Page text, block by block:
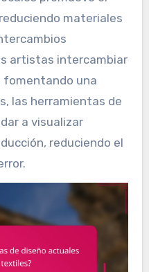
materiales
artistas intercambiar
fomentando una
las herramientas de
a visualizar
reduciendo el